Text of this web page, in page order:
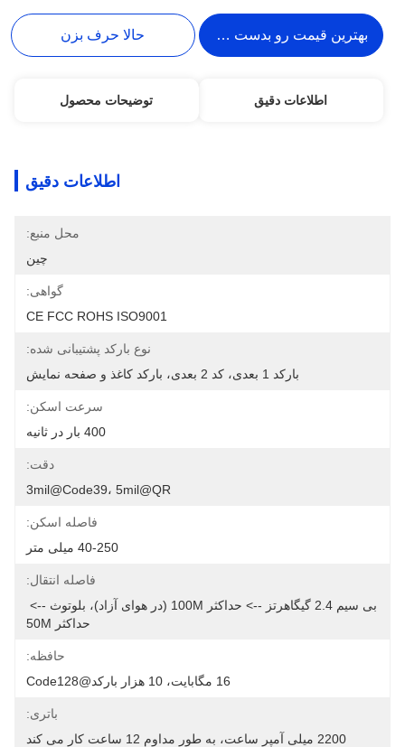
بهترین قیمت رو بدست بیار حالا حرف بزن
اطلاعات دقیق توضیحات محصول
اطلاعات دقیق
محل منبع:
چین
گواهی:
CE FCC ROHS ISO9001
نوع بارکد پشتیبانی شده:
بارکد 1 بعدی، کد 2 بعدی، بارکد کاغذ و صفحه نمایش
سرعت اسکن:
400 بار در ثانیه
دقت:
3mil@code39، 5mil@QR
فاصله اسکن:
40-250 میلی متر
فاصله انتقال:
حداکثر 50M
حافظه:
16 مگابایت، 10 هزار بارکد@code128
باتری:
2200 میلی آمپر ساعت، به طور مداوم 12 ساعت کار می کند